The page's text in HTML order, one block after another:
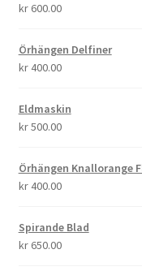
kr600.00
Örhängen Delfiner
kr400.00
Eldmaskin
kr500.00
Örhängen Knallorange
kr400.00
Spirande Blad
kr650.00